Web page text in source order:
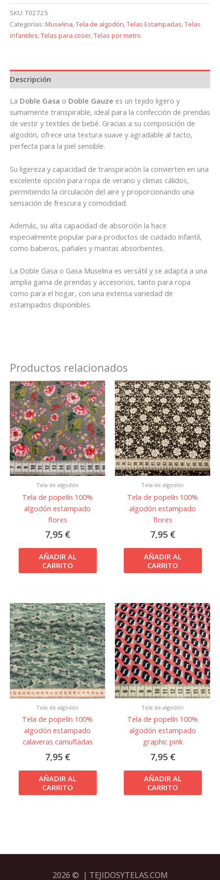
SKU: T02725
Categorías: Muselina,Tela de algodón,Telas Estampadas,Telas
infantiles,Telas para coser,Telas por metro
Descripción
La Doble Gasa o Doble Gauze es un tejido ligero y
sumamente transpirable, ideal para la confección de prendas
de vestir y textiles de bebé. Gracias a su composición de
algodón, ofrece una textura suave y agradable al tacto,
perfecta para la piel sensible.
Su ligereza y capacidad de transpiración la convierten en una
excelente opción para ropa de verano y climas cálidos,
permitiendo la circulación del aire y proporcionando una
sensación de frescura y comodidad.
Además, su alta capacidad de absorción la hace
especialmente popular para productos de cuidado infantil,
como baberos, pañales y mantas absorbentes.
La Doble Gasa o Gasa Muselina es versátil y se adapta a una
amplia gama de prendas y accesorios, tanto para ropa
como para el hogar, con una extensa variedad de
estampados disponibles.
Productos relacionados
Tela de algodón
Tela de popelín 100%
algodón estampado
flores
7,95 €
AÑADIR AL
CARRITO
Tela de algodón
Tela de popelín 100%
algodón estampado
flores
7,95 €
AÑADIR AL
CARRITO
Tela de algodón
Tela de popelín 100%
algodón estampado
calaveras camufladas
7,95 €
AÑADIR AL
CARRITO
Tela de algodón
Tela de popelín 100%
algodón estampado
graphic pink
7,95 €
AÑADIR AL
CARRITO
2026 © | TEJIDOSYTELAS.COM